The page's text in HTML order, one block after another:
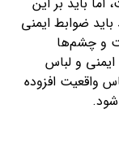
باید ضوابط ایمنی
و چشم‌ها
ایمنی و لباس
واقعیت افزوده
شود.